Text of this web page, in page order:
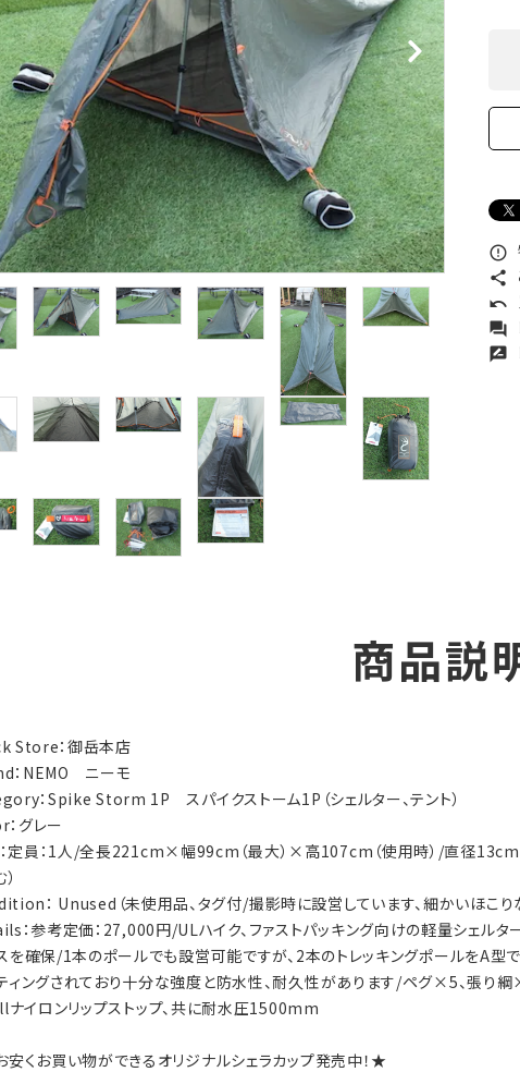
Climb ＆ Alpine
Gear
Books＆Others
River Sports
沢登りに向けたウェア
ア！
トレイルラン向けウェア
ア！
キャンプに向けたギア！
error_outline
share
undo
forum
rate_review
商品説
Store：御岳本店
：NEMO ニーモ
：Spike Storm 1P スパイクストーム1P（シェルター、テント）
グレー
定員：1人/全長221cm×幅99cm（最大）×高107cm（使用時）/直径
： Unused（未使用品、タグ付/撮影時に設営しています、細かいほこり
：参考定価：27,000円/ULハイク、ファストパッキング向けの軽量シェル
を確保/1本のポールでも設営可能ですが、2本のトレッキングポールをA
ィングされており十分な強度と防水性、耐久性があります/ペグ×5、張り綱
イロンリップストップ、共に耐水圧1500mm
くお買い物ができるオリジナルシェラカップ発売中！★